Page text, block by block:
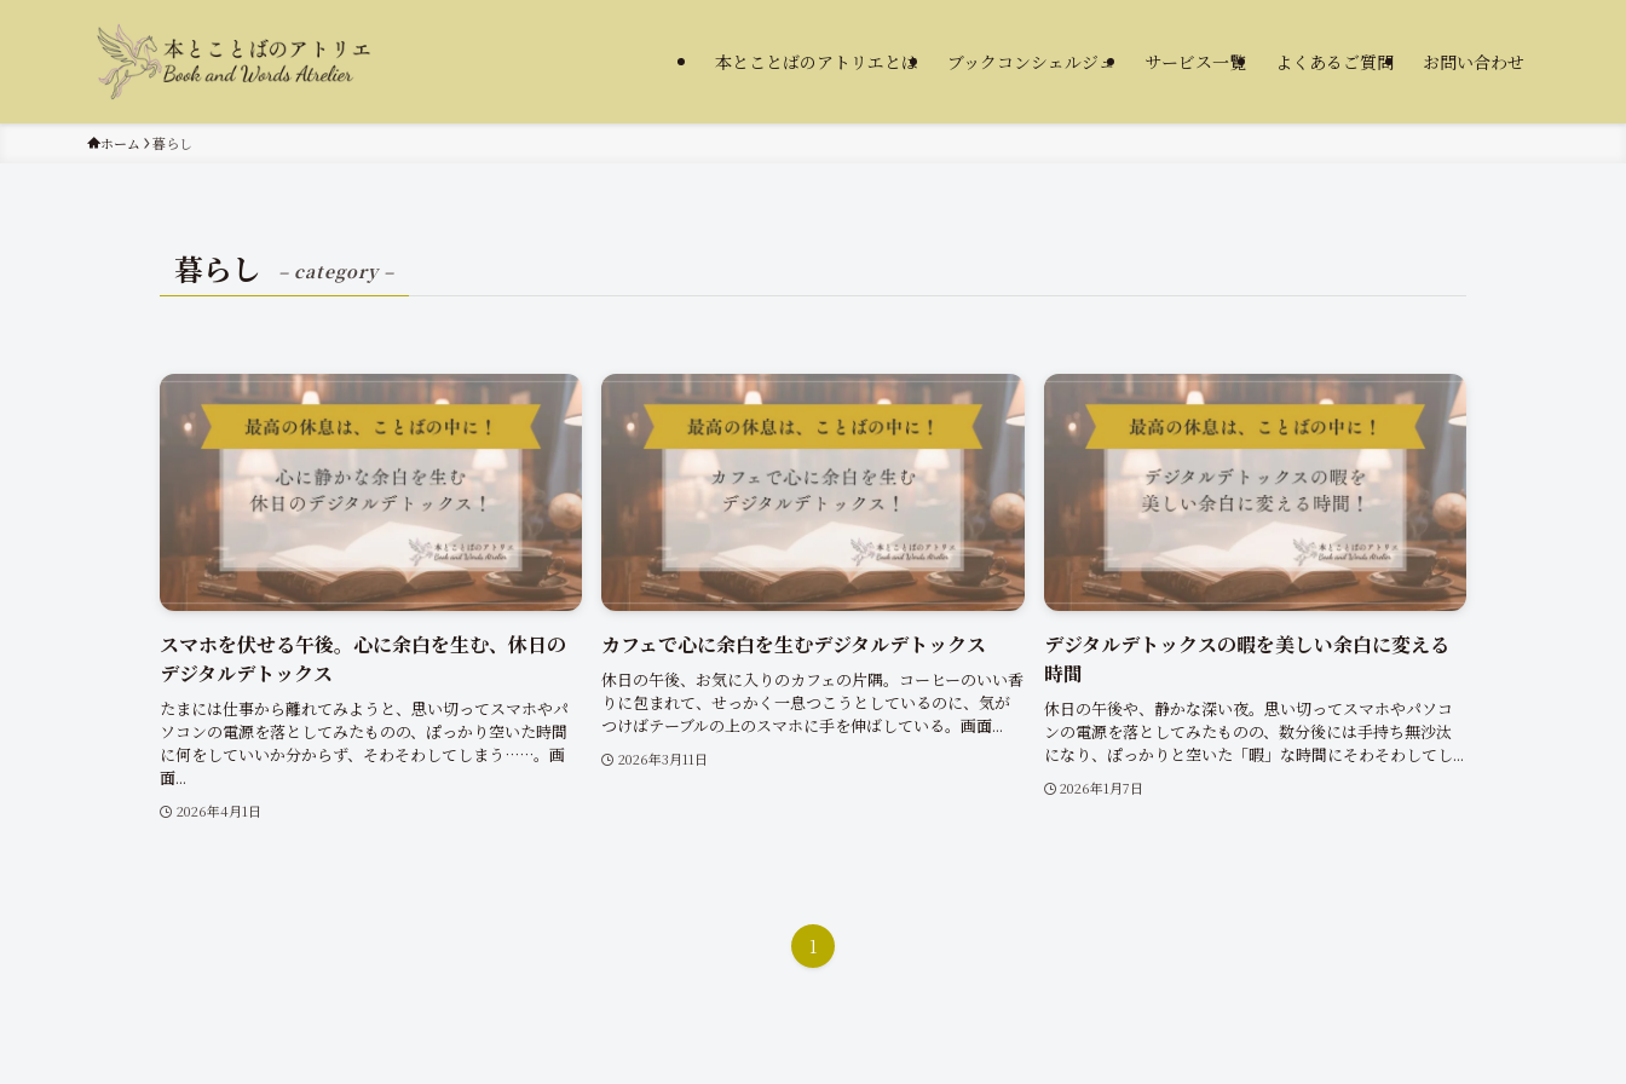
本とことばのアトリエとは ブックコンシェルジュ サービス一覧 よくあるご質問 お問い合わせ
ホーム 暮らし
暮らし – category –
スマホを伏せる午後。心に余白を生む、休日の
デジタルデトックス
たまには仕事から離れてみようと、思い切ってスマホやパ
ソコンの電源を落としてみたものの、ぽっかり空いた時間
に何をしていいか分からず、そわそわしてしまう……。画
面...
2026年4月1日
カフェで心に余白を生むデジタルデトックス
休日の午後、お気に入りのカフェの片隅。コーヒーのいい香
りに包まれて、せっかく一息つこうとしているのに、気が
つけばテーブルの上のスマホに手を伸ばしている。画面...
2026年3月11日
デジタルデトックスの暇を美しい余白に変える
時間
休日の午後や、静かな深い夜。思い切ってスマホやパソコ
ンの電源を落としてみたものの、数分後には手持ち無沙汰
になり、ぽっかりと空いた「暇」な時間にそわそわしてし...
2026年1月7日
1